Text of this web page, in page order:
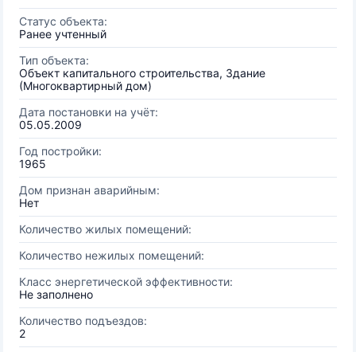
Статус объекта:
Ранее учтенный
Тип объекта:
Объект капитального строительства, Здание
(Многоквартирный дом)
Дата постановки на учёт:
05.05.2009
Год постройки:
1965
Дом признан аварийным:
Нет
Количество жилых помещений:
Количество нежилых помещений:
Класс энергетической эффективности:
Не заполнено
Количество подъездов:
2